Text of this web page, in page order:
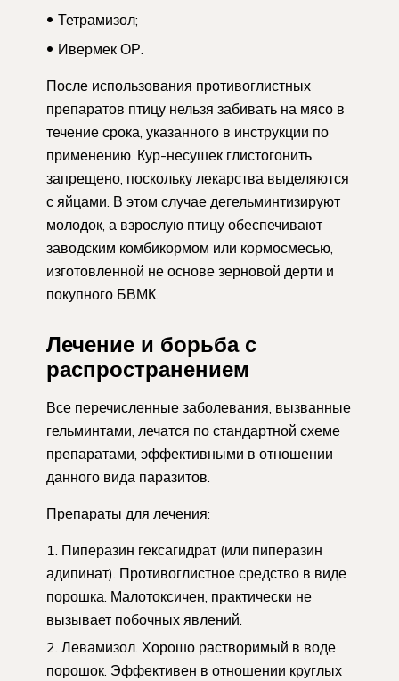
Тетрамизол;
Ивермек ОР.
После использования противоглистных
препаратов птицу нельзя забивать на мясо в
течение срока, указанного в инструкции по
применению. Кур-несушек глистогонить
запрещено, поскольку лекарства выделяются
с яйцами. В этом случае дегельминтизируют
молодок, а взрослую птицу обеспечивают
заводским комбикормом или кормосмесью,
изготовленной не основе зерновой дерти и
покупного БВМК.
Лечение и борьба с
распространением
Все перечисленные заболевания, вызванные
гельминтами, лечатся по стандартной схеме
препаратами, эффективными в отношении
данного вида паразитов.
Препараты для лечения:
Пиперазин гексагидрат (или пиперазин
адипинат). Противоглистное средство в виде
порошка. Малотоксичен, практически не
вызывает побочных явлений.
Левамизол. Хорошо растворимый в воде
порошок. Эффективен в отношении круглых